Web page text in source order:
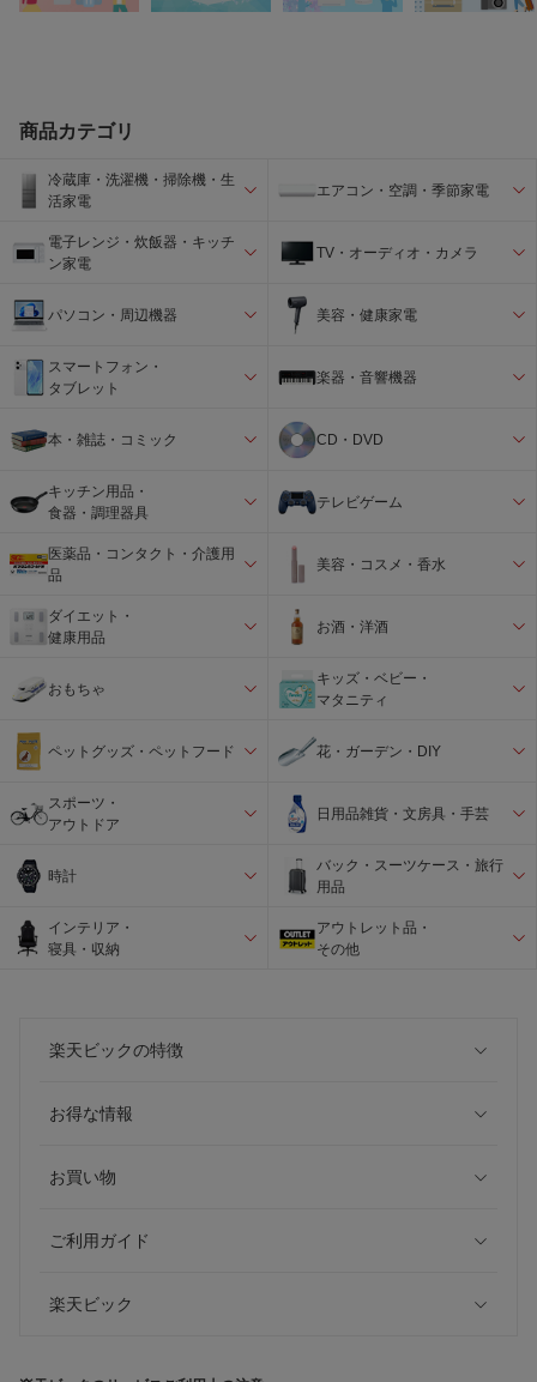
商品カテゴリ
冷蔵庫・洗濯機・掃除機・生
活家電
エアコン・空調・季節家電
電子レンジ・炊飯器・キッチ
ン家電
TV・オーディオ・カメラ
パソコン・周辺機器 美容・健康家電
スマートフォン・
タブレット
楽器・音響機器
本・雑誌・コミック CD・DVD
キッチン用品・
食器・調理器具
テレビゲーム
医薬品・コンタクト・介護用
品
美容・コスメ・香水
ダイエット・
健康用品
お酒・洋酒
おもちゃ
キッズ・ベビー・
マタニティ
ペットグッズ・ペットフード 花・ガーデン・DIY
スポーツ・
アウトドア
日用品雑貨・文房具・手芸
時計
バック・スーツケース・旅行
用品
インテリア・
寝具・収納
アウトレット品・
その他
楽天ビックの特徴
お得な情報
お買い物
ご利用ガイド
楽天ビック